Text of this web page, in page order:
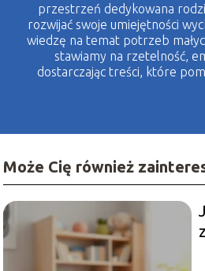
przestrzeń dedykowana
rozwijać swoje umiejętności
wiedzę na temat potrzeb
stawiamy na rzetelność,
dostarczając treści, które
budowanie więzi
Może Cię również